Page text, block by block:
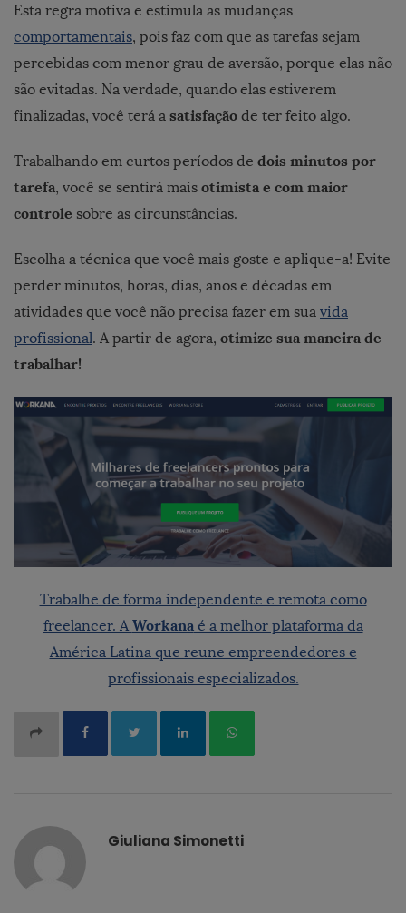
Esta regra motiva e estimula as mudanças
comportamentais, pois faz com que as tarefas sejam
percebidas com menor grau de aversão, porque elas não
são evitadas. Na verdade, quando elas estiverem
finalizadas, você terá a satisfação de ter feito algo.
Trabalhando em curtos períodos de dois minutos por
tarefa, você se sentirá mais otimista e com maior
controle sobre as circunstâncias.
Escolha a técnica que você mais goste e aplique-a! Evite
perder minutos, horas, dias, anos e décadas em
atividades que você não precisa fazer em sua vida
profissional. A partir de agora, otimize sua maneira de
trabalhar!
Trabalhe de forma independente e remota como
freelancer. AWorkanaé a melhor plataforma da
América Latina que reune empreendedores e
profissionais especializados.
Giuliana Simonetti